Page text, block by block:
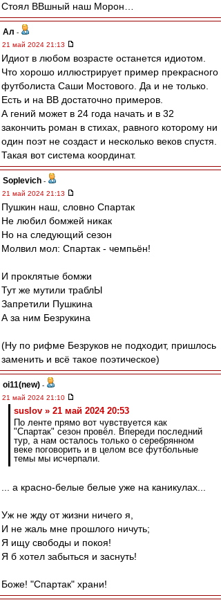
Стоял ВВшный наш Морон…
Ал -
21 май 2024 21:13
Идиот в любом возрасте останется идиотом.
Что хорошо иллюстрирует пример прекрасного
футболиста Саши Мостового. Да и не только.
Есть и на ВВ достаточно примеров.
А гений может в 24 года начать и в 32
закончить роман в стихах, равного которому ни
один поэт не создаст и несколько веков спустя.
Такая вот система координат.
Soplevich -
21 май 2024 21:13
Пушкин наш, словно Спартак
Не любил бомжей никак
Но на следующий сезон
Молвил мол: Спартак - чемпьён!
И проклятые бомжи
Тут же мутили траблЫ
Запретили Пушкина
А за ним Безрукина
(Ну по рифме Безруков не подходит, пришлось
заменить и всё такое поэтическое)
oi11(new) -
21 май 2024 21:10
suslov » 21 май 2024 20:53
По ленте прямо вот чувствуется как
"Спартак" сезон провёл. Впереди последний
тур, а нам осталось только о серебрянном
веке поговорить и в целом все футбольные
темы мы исчерпали.
... а красно-белые белые уже на каникулах...
Уж не жду от жизни ничего я,
И не жаль мне прошлого ничуть;
Я ищу свободы и покоя!
Я б хотел забыться и заснуть!
Боже! "Спартак" храни!